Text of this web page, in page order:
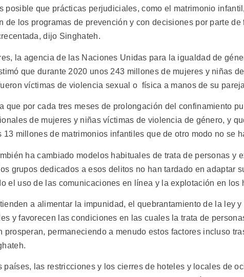
posible que prácticas perjudiciales, como el matrimonio
de los programas de prevención y con decisiones por parte de
dijo Singhateh.
la agencia de las Naciones Unidas para la igualdad de
que durante 2020 unos 243 millones de mujeres y niñas
víctimas de violencia sexual o física a manos de su
que por cada tres meses de prolongación del confinamiento
de mujeres y niñas víctimas de violencia de género, y
13 millones de matrimonios infantiles que de otro modo no se
ha cambiado modelos habituales de trata de personas y
grupos dedicados a esos delitos no han tardado en adaptar
el uso de las comunicaciones en línea y la explotación en los
a alimentar la impunidad, el quebrantamiento de la ley
y favorecen las condiciones en las cuales la trata de
prosperan, permaneciendo a menudo estos factores incluso
países, las restricciones y los cierres de hoteles y locales de